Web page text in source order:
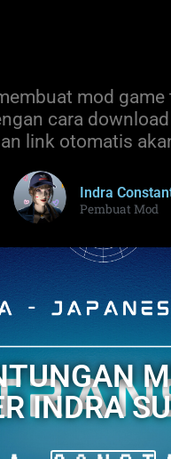
mod
cara
link otomatis
Indra
Pembuat Mod
INDRA